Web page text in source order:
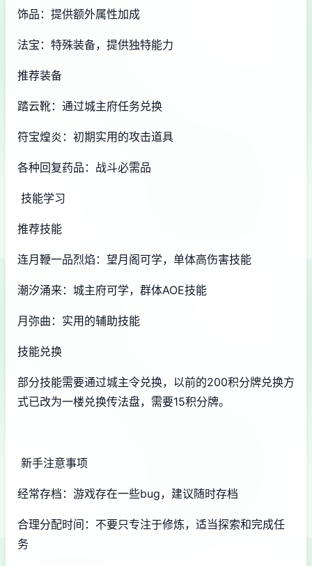
饰品：提供额外属性加成
法宝：特殊装备，提供独特能力
推荐装备
踏云靴：通过城主府任务兑换
符宝煌炎：初期实用的攻击道具
各种回复药品：战斗必需品
技能学习
推荐技能
连月鞭一品烈焰：望月阁可学，单体高伤害技能
潮汐涌来：城主府可学，群体AOE技能
月弥曲：实用的辅助技能
技能兑换
部分技能需要通过城主令兑换，以前的200积分牌兑换方
式已改为一楼兑换传法盘，需要15积分牌。
新手注意事项
经常存档：游戏存在一些bug，建议随时存档
合理分配时间：不要只专注于修炼，适当探索和完成任
务